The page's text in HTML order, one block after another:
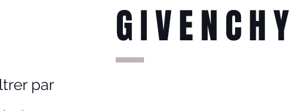
GIVENCHY
par